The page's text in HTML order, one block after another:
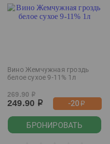
Вино Жемчужная гроздь
белое сухое 9-11% 1л
269.90 р
249.90 р -20р
БРОНИРОВАТЬ